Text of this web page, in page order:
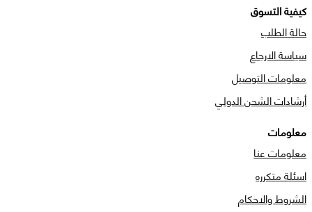
كيفية التسوق
حالة الطلب
سياسة الارجاع
معلومات التوصيل
أرشادات الشحن الدولي
معلومات
معلومات عنا
اسئلة متكرره
الشروط والاحكام